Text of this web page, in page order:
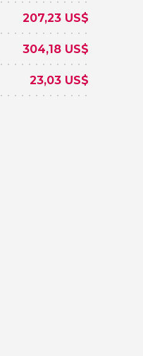
207,23 US$
304,18 US$
23,03 US$